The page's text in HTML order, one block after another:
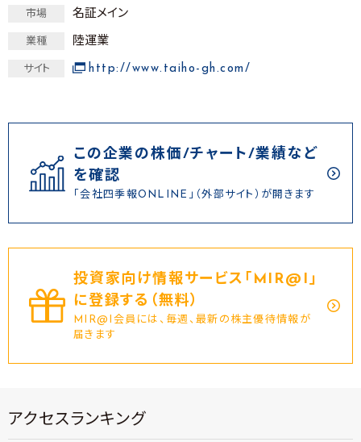
市場 名証メイン
業種 陸運業
サイト http://www.taiho-gh.com/
この企業の株価/チャート/業績など
を確認
「会社四季報ONLINE」（外部サイト）が開きます
投資家向け情報サービス｢MIR@I｣
に登録する（無料）
MIR@I会員には、毎週、最新の株主優待情報が
届きます
アクセスランキング